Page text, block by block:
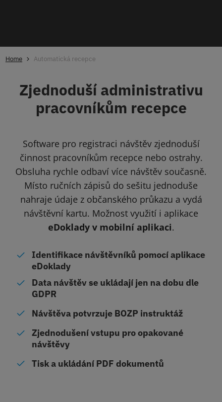
Nacházíte se zde: Masarykova univerzita Lidé se
Home Automatická recepce
Zjednoduší administrativu
pracovníkům recepce
Software pro registraci návštěv zjednoduší
činnost pracovníkům recepce nebo ostrahy.
Obsluha rychle odbaví více návštěv současně.
Místo ručních zápisů do sešitu jednoduše
nahraje údaje z občanského průkazu a vydá
návštěvní kartu. Možnost využití i aplikace
eDoklady v mobilní aplikaci.
Identifikace návštěvníků pomocí aplikace
eDoklady
Data návštěv se ukládají jen na dobu dle
GDPR
Návštěva potvrzuje BOZP instruktáž
Zjednodušení vstupu pro opakované
návštěvy
Tisk a ukládání PDF dokumentů